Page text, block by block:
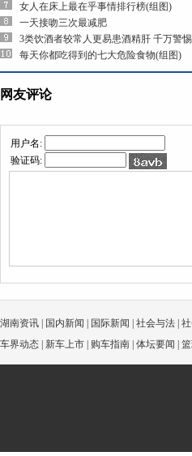
女人在床上最在乎事情排行榜(组图)
一天接吻三次最减肥
3类饮酒者较常人更易患酒精肝 千万警惕
每天你都吃得到的七大危险食物(组图)
网友评论
用户名:
验证码:
湖南资讯 国内新闻 国际新闻 社会与法
车界动态
新车上市 购车指南 体坛要闻